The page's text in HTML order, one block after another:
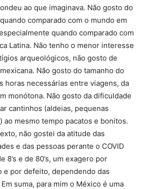
ao que imaginava. Não gosto do
comparado com o mundo em
quando comparado com
Latina. Não tenho o menor interesse
arqueológicos, não gosto de
Não gosto do tamanho do
horas necessárias entre viagens, da
monótona. Não gosto da dificuldade
cantinhos (aldeias, pequenas
ao mesmo tempo pacatos e bonitos.
não gostei da atitude das
e das pessoas perante o COVID
8’s e de 80’s, um exagero por
e por defeito, dependendo das
suma, para mim o México é uma